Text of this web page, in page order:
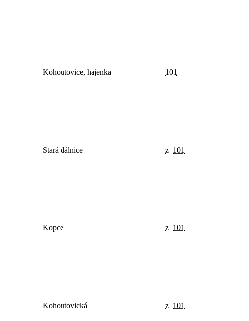
Kohoutovice, hájenka 101
Stará dálnice z 101
Kopce z 101
Kohoutovická z 101